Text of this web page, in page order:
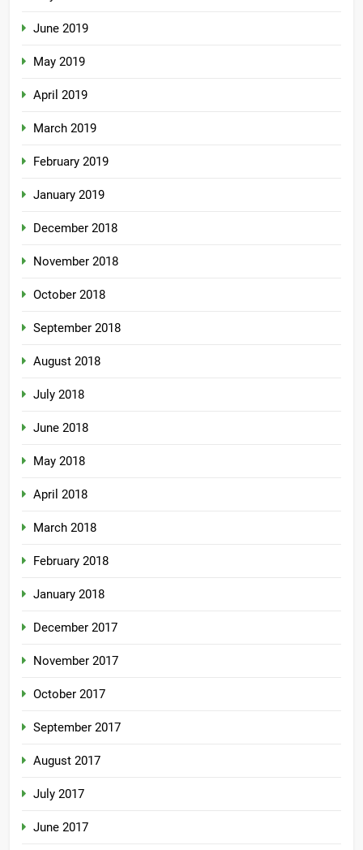
June 2019
May 2019
April 2019
March 2019
February 2019
January 2019
December 2018
November 2018
October 2018
September 2018
August 2018
July 2018
June 2018
May 2018
April 2018
March 2018
February 2018
January 2018
December 2017
November 2017
October 2017
September 2017
August 2017
July 2017
June 2017